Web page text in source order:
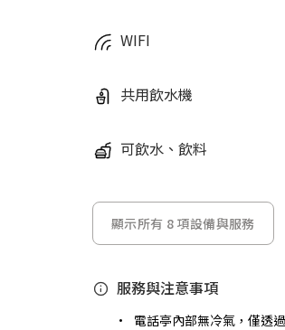
WIFI
共用飲水機
可飲水、飲料
顯示所有 8 項設備與服務
服務與注意事項
電話亭內部無冷氣，僅透